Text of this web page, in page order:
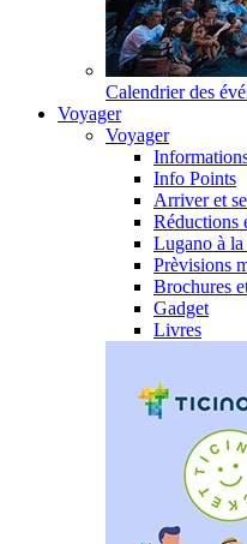
Calendrier des
Voyager
Voyager
Info Points
Arriver et
Réductions
Lugano à la
Prèvisions
Brochures
Gadget
Livres